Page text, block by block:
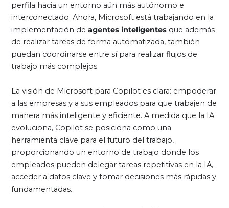
perfila hacia un entorno aún más autónomo e
interconectado. Ahora, Microsoft está trabajando en la
implementación de agentes inteligentesque además
de realizar tareas de forma automatizada, también
puedan coordinarse entre sí para realizar flujos de
trabajo más complejos.
La visión de Microsoft para Copilot es clara: empoderar
a las empresas y a sus empleados para que trabajen de
manera más inteligente y eficiente. A medida que la IA
evoluciona, Copilot se posiciona como una
herramienta clave para el futuro del trabajo,
proporcionando un entorno de trabajo donde los
empleados pueden delegar tareas repetitivas en la IA,
acceder a datos clave y tomar decisiones más rápidas y
fundamentadas.